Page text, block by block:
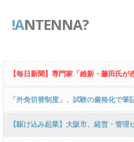
!ANTENNA?
【毎日新聞】専門家「維新・藤田氏
笛行為”に該当！」ｗｗｗｗｗｗｗｗ
「外免切替制度」、試験の厳格化で
だけザルだったんだ…
【駆け込み起業】大阪市、経営・管